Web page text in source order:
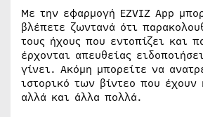
Με την εφαρμογή EZVIZ App
βλέπετε ζωντανά ότι
τους ήχους που εντοπίζει και
έρχονται απευθείας
γίνει. Ακόμη μπορείτε να
ιστορικό των βίντεο που έχουν
αλλά και άλλα πολλά.